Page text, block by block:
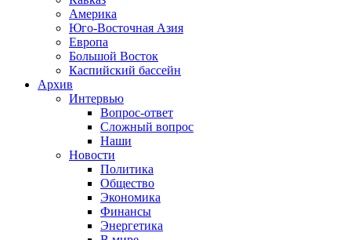
Америка
Юго-Восточная Азия
Европа
Большой Восток
Каспийский бассейн
Архив
Интервью
Вопрос-ответ
Сложный вопрос
Наши
Новости
Политика
Общество
Экономика
Финансы
Энергетика